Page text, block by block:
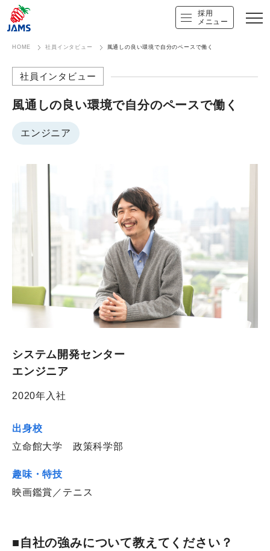
採用
メニュー
HOME 社員インタビュー 風通しの良い環境で自分のペースで働く
社員インタビュー
風通しの​良い​環境で​自分の​ペースで​働く
エンジニア
システム開発センター
エンジニア
2020年入社
出身校
立命館大学 政策科学部
趣味・特技
映画鑑賞／テニス
■自社の強みについて教えてください？